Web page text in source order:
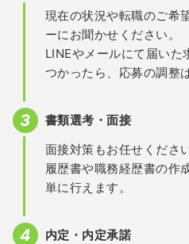
現在の状況や転職のご希
ーにお聞かせください。
LINEやメールにて届いた
つかったら、応募の調整
書類選考・面接
面接対策もお任せください
履歴書や職務経歴書の作
単に行えます。
内定・内定承諾